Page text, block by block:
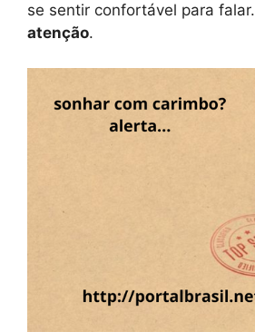
se sentir confortável para falar.
atenção.